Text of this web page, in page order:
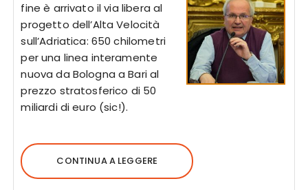
fine è arrivato il via libera al
progetto dell’Alta Velocità
sull’Adriatica: 650 chilometri
per una linea interamente
nuova da Bologna a Bari al
prezzo stratosferico di 50
miliardi di euro (sic!).
CONTINUA A LEGGERE